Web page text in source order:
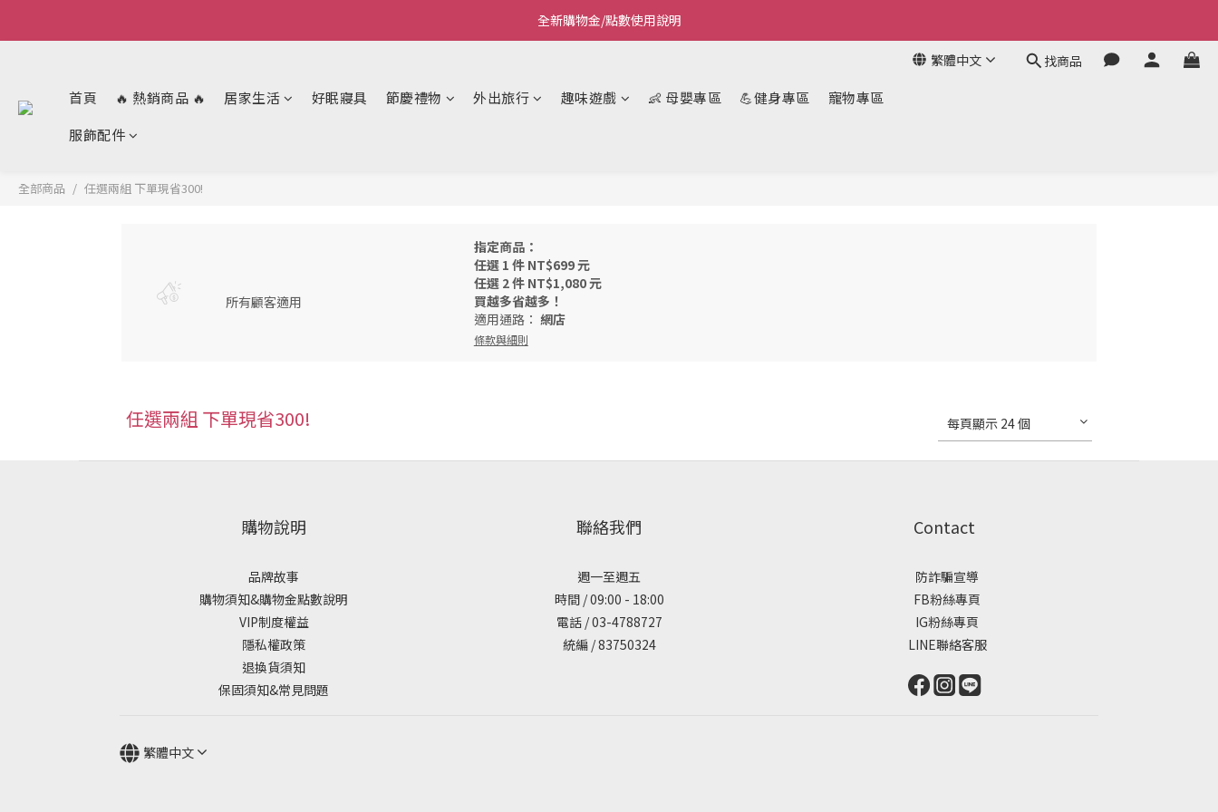
Welcome~私藏生活~
全新購物金/點數使用說明
繁體中文 找商品
首頁 🔥 熱銷商品 🔥 居家生活 好眠寢具 節慶禮物 外出旅行 趣味遊戲 👶 母嬰專區 💪健身專區
寵物專區
服飾配件
全部商品 任選兩組 下單現省300!
所有顧客適用
指定商品：
任選 1 件 NT$699 元
任選 2 件 NT$1,080 元
買越多省越多！
適用通路： 網店
條款與細則
任選兩組 下單現省300! 每頁顯示 24 個
購物說明
品牌故事
購物須知&購物金點數說明
VIP制度權益
隱私權政策
退換貨須知
保固須知&常見問題
聯絡我們
週一至週五
時間 / 09:00 - 18:00
電話 / 03-4788727
統編 / 83750324
Contact
防詐騙宣導
FB粉絲專頁
IG粉絲專頁
LINE聯絡客服
繁體中文